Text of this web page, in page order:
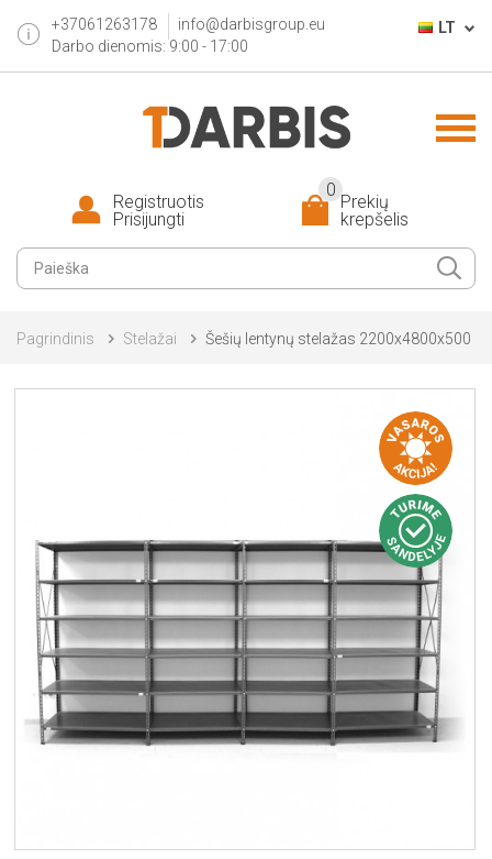
+37061263178
info@darbisgroup.eu
Darbo dienomis: 9:00 - 17:00
LT
Prekių
krepšelis
0
Registruotis
Prisijungti
Pagrindinis Stelažai Šešių lentynų stelažas 2200x4800x500